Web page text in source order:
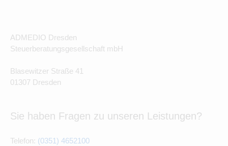
ADMEDIO Dresden
Steuerberatungsgesellschaft mbH
Blasewitzer Straße 41
01307 Dresden
Sie haben Fragen zu unseren Leistungen?
Telefon: (0351) 4652100